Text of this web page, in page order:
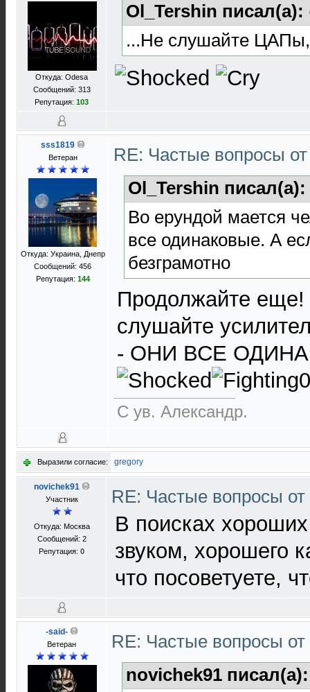
Откуда: Odesa
Сообщений: 313
Репутация:103
Ol_Tershin писал(а):
...Не слушайте ЦАПы,
sss1819
Ветеран
Откуда: Украина, Днепр
Сообщений: 456
Репутация: 144
RE: Частые вопросы
Ol_Tershin писал(а):
Во ерундой мается
все одинаковые. А
безграмотно
Продолжайте
слушайте
- ОНИ ВСЕ
С ув. Александр.
Выразили согласие: gregory
novichek91
Участник
Откуда: Москва
Сообщений: 2
Репутация:0
RE: Частые вопросы
В поисках
звуком, хорошего
что посоветуете,
-said-
Ветеран
RE: Частые вопросы
novichek91